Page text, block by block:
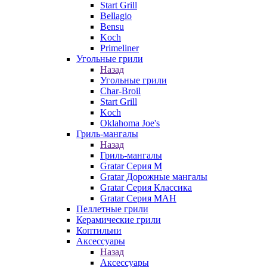
Start Grill
Bellagio
Bensu
Koch
Primeliner
Угольные грили
Назад
Угольные грили
Char-Broil
Start Grill
Koch
Oklahoma Joe's
Гриль-мангалы
Назад
Гриль-мангалы
Gratar Серия M
Gratar Дорожные мангалы
Gratar Серия Классика
Gratar Серия МАН
Пеллетные грили
Керамические грили
Коптильни
Аксессуары
Назад
Аксессуары